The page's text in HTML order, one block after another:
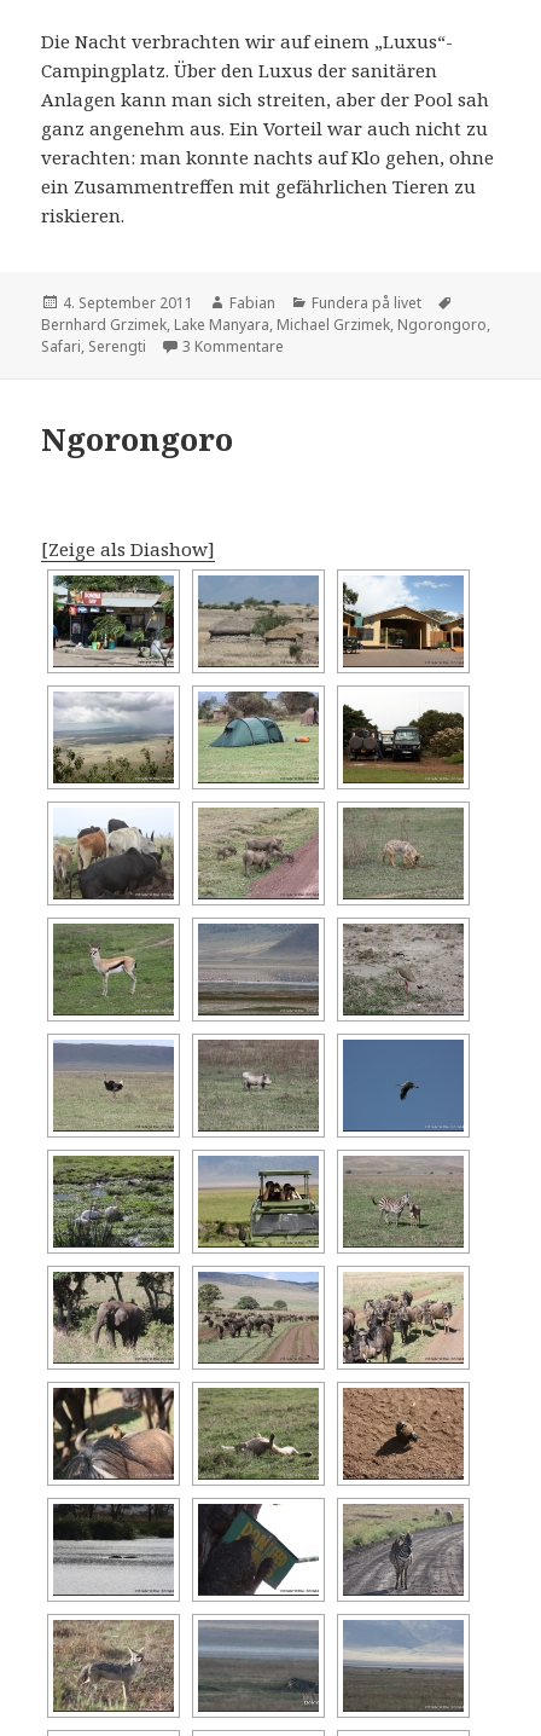
Die Nacht verbrachten wir auf einem „Luxus“-
Campingplatz. Über den Luxus der sanitären
Anlagen kann man sich streiten, aber der Pool sah
ganz angenehm aus. Ein Vorteil war auch nicht zu
verachten: man konnte nachts auf Klo gehen, ohne
ein Zusammentreffen mit gefährlichen Tieren zu
riskieren.
Veröffentlicht
am
4. September 2011 Autor
Fabian Kategorien
Fundera på livet
Bernhard Grzimek, Lake Manyara, Michael Grzimek, Ngorongoro,
Safari, Serengti 3 Kommentare
Ngorongoro
[Zeige als Diashow]